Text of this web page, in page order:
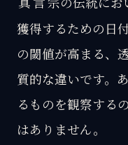
獲得するための日
の閾値が高まる、
質的な違いです。
るものを観察する
はありません。